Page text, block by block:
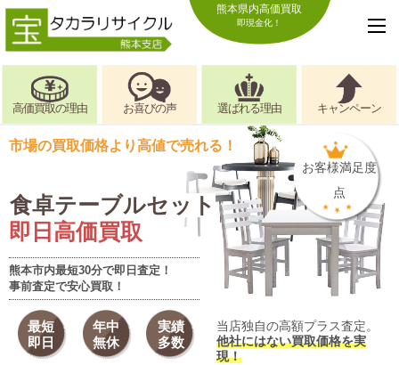
熊本県内高価買取
即現金化！
高価買取の理由 お喜びの声 選ばれる理由 キャンペーン
市場の買取価格より高値で売れる！
食卓テーブルセット
即日高価買取
熊本市内最短30分で即日査定！
事前査定で安心買取！
お客様満足度
点
最短
即日
年中
無休
実績
多数
当店独自の高額プラス査定。
他社にはない買取価格を実
現！